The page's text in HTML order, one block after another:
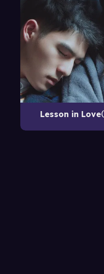
Lesson in Love